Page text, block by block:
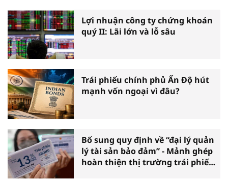
Lợi nhuận công ty chứng khoán
quý II: Lãi lớn và lỗ sâu
Trái phiếu chính phủ Ấn Độ hút
mạnh vốn ngoại vì đâu?
Bổ sung quy định về “đại lý quản
lý tài sản bảo đảm” - Mảnh ghép
hoàn thiện thị trường trái phiếu